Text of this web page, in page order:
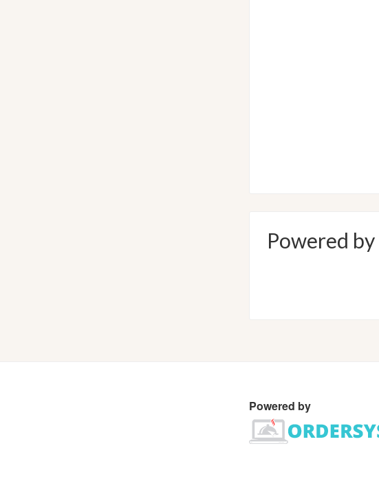
Powered by
Powered by